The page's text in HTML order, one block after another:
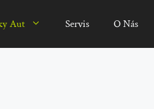
Aut Servis O Nás